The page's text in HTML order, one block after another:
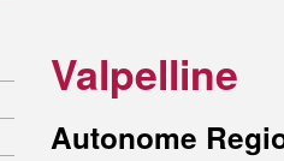
Valpelline
Autonome